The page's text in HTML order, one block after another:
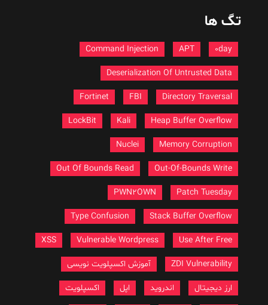
تگ ها
Command Injection
Deserialization Of Untrusted Data
Directory Traversal
Fortinet
Heap Buffer Overflow
LockBit
Memory Corruption
Nuclei
Out-Of-Bounds Write
Out Of Bounds Read
Patch Tuesday
PWN2OWN
Stack Buffer Overflow
Type Confusion
Use After Free
Vulnerable Wordpress
ZDI Vulnerability آموزش اکسپلویت نویسی
ارز دیجیتال اندروید اکسپلویت